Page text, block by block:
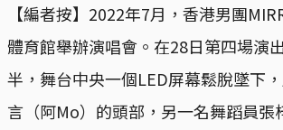
【編者按】2022年7月，香港男團
體育館舉辦演唱會。在28日第四場演
半，舞台中央一個LED屏幕鬆脫墜下
言（阿Mo）的頭部，另一名舞蹈員張